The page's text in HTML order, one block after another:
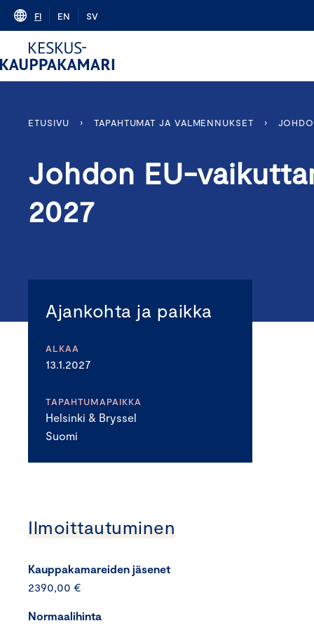
Skip
content
FI EN SV
ETUSIVU › TAPAHTUMAT JA VALMENNUKSET ›
Johdon EU-
2027
Ajankohta ja paikka
ALKAA
13.1.2027
TAPAHTUMAPAIKKA
Helsinki & Bryssel
Suomi
Ilmoittautuminen
Kauppakamareiden jäsenet
2390,00 €
Normaalihinta